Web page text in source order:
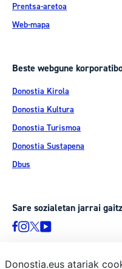
Prentsa-aretoa
Web-mapa
Beste webgune
Donostia Kirola
Donostia Kultura
Donostia Turismoa
Donostia Sustapena
Dbus
Sare sozialetan jarrai
Donostia.eus atariak